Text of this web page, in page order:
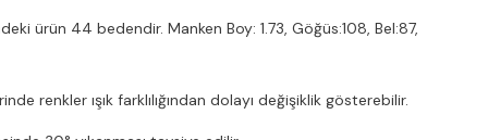
ürün 44 bedendir. Manken Boy: 1.73, Göğüs:108, Bel:87,
renkler ışık farklılığından dolayı değişiklik gösterebilir.